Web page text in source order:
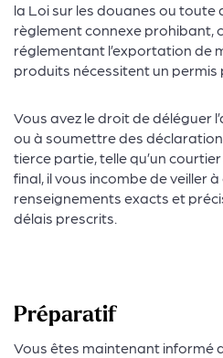
la Loi sur les douanes ou toute
règlement connexe prohibant,
réglementant l’exportation de
produits nécessitent un permis
Vous avez le droit de déléguer
ou à soumettre des
tierce partie, telle qu’un
final, il vous incombe de veiller à
renseignements exacts et
délais prescrits.
Préparatif
Vous êtes maintenant informé